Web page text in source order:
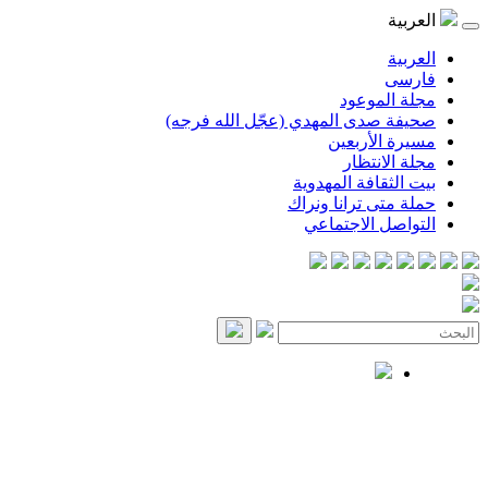
العربية
العربية
فارسی
مجلة الموعود
صحيفة صدى المهدي (عجّل الله فرجه)
مسيرة الأربعين
مجلة الانتظار
بيت الثقافة المهدوية
حملة متى ترانا ونراك
التواصل الاجتماعي